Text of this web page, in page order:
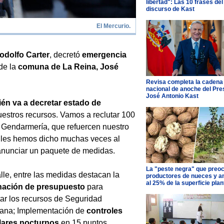
El Mercurio.
Carter, decretó emergencia
la comuna de La Reina, José
va a decretar estado de
recursos. Vamos a reclutar 100
que refuercen nuestro
hemos dicho muchas veces al
un paquete de medidas.
entre las medidas destacan la
de presupuestopara
los recursos de Seguridad
Implementación de controles
libertad": Las 10 frases del
discurso de Kast
Revisa completa la cadena
nacional de anoche del
José Antonio Kast
La "peste negra" que
productores de nueces y
al 25% de la superficie